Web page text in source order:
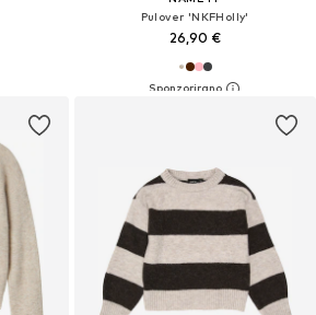
Pulover 'NKFHolly'
26,90 €